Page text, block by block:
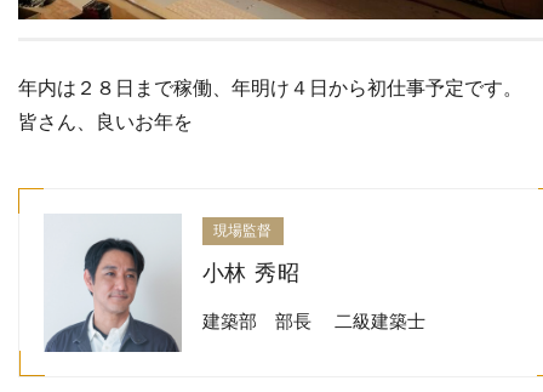
年内は２８日まで稼働、年明け４日から初仕事予定です。
皆さん、良いお年を
現場監督
小林 秀昭
建築部 部長 二級建築士